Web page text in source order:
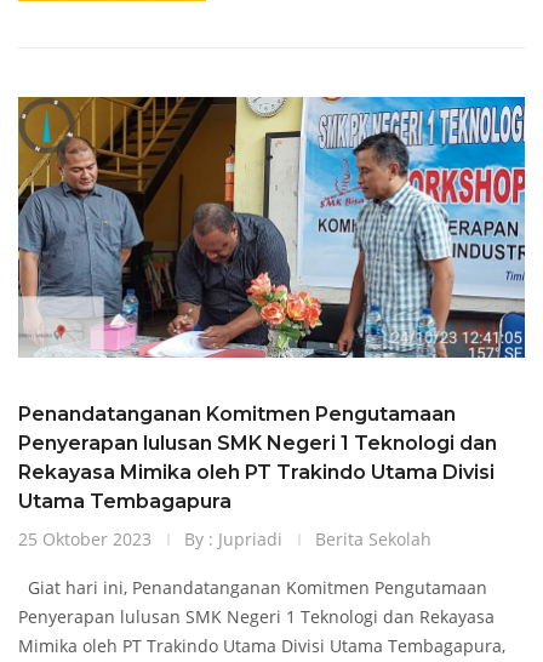
Penandatanganan Komitmen Pengutamaan
Penyerapan lulusan SMK Negeri 1 Teknologi dan
Rekayasa Mimika oleh PT Trakindo Utama Divisi
Utama Tembagapura
25 Oktober 2023
By : Jupriadi Berita Sekolah
Giat hari ini, Penandatanganan Komitmen Pengutamaan
Penyerapan lulusan SMK Negeri 1 Teknologi dan Rekayasa
Mimika oleh PT Trakindo Utama Divisi Utama Tembagapura,